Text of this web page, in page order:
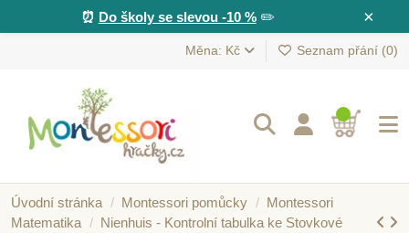
×
⏰ Do školy se slevou -10 %✏️
Měna: Kč Seznam přání (0)
Úvodní stránka Montessori pomůcky
Montessori
Matematika
Nienhuis - Kontrolní tabulka ke Stovkové